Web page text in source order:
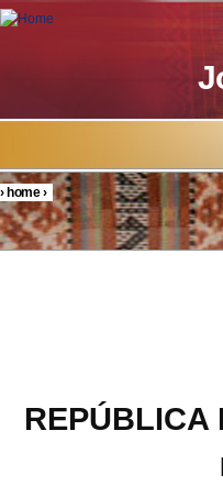
Skip to main content
You are here
›home›
REPÚBLICA